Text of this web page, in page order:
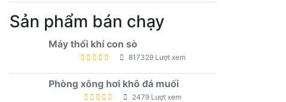
Sản phẩm bán chạy
Máy thổi khí con sò
817329 Lượt xem
Phòng xông hơi khô đá muối
2479 Lượt xem